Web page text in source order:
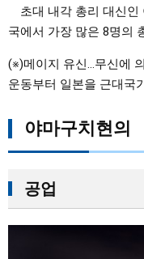
초대 내각 총리 대신인
국에서 가장 많은 8명의
(※)메이지 유신…무신에
운동부터 일본을 근대국
야마구치현의
공업